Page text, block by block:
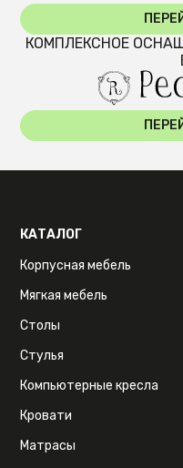
КОМПЛЕКСНОЕ
КАТАЛОГ
Корпусная мебель
Мягкая мебель
Столы
Стулья
Компьютерные кресла
Кровати
Матрасы